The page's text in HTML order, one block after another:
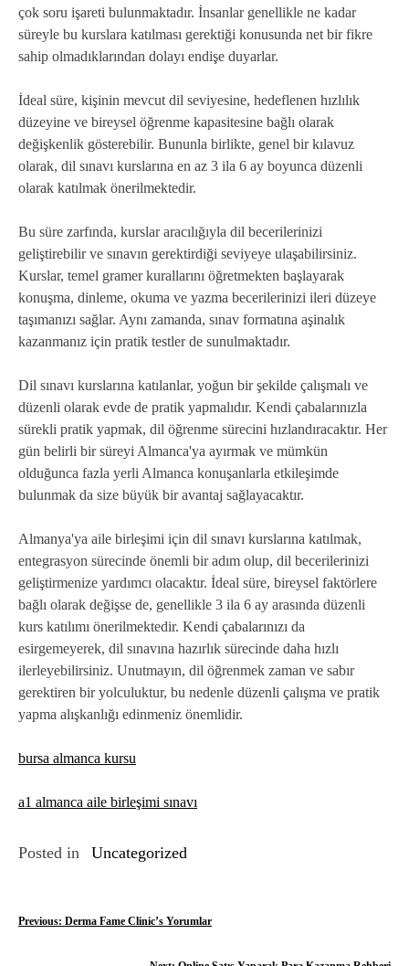
çok soru işareti bulunmaktadır. İnsanlar genellikle ne kadar
süreyle bu kurslara katılması gerektiği konusunda net bir fikre
sahip olmadıklarından dolayı endişe duyarlar.
İdeal süre, kişinin mevcut dil seviyesine, hedeflenen hızlılık
düzeyine ve bireysel öğrenme kapasitesine bağlı olarak
değişkenlik gösterebilir. Bununla birlikte, genel bir kılavuz
olarak, dil sınavı kurslarına en az 3 ila 6 ay boyunca düzenli
olarak katılmak önerilmektedir.
Bu süre zarfında, kurslar aracılığıyla dil becerilerinizi
geliştirebilir ve sınavın gerektirdiği seviyeye ulaşabilirsiniz.
Kurslar, temel gramer kurallarını öğretmekten başlayarak
konuşma, dinleme, okuma ve yazma becerilerinizi ileri düzeye
taşımanızı sağlar. Aynı zamanda, sınav formatına aşinalık
kazanmanız için pratik testler de sunulmaktadır.
Dil sınavı kurslarına katılanlar, yoğun bir şekilde çalışmalı ve
düzenli olarak evde de pratik yapmalıdır. Kendi çabalarınızla
sürekli pratik yapmak, dil öğrenme sürecini hızlandıracaktır. Her
gün belirli bir süreyi Almanca'ya ayırmak ve mümkün
olduğunca fazla yerli Almanca konuşanlarla etkileşimde
bulunmak da size büyük bir avantaj sağlayacaktır.
Almanya'ya aile birleşimi için dil sınavı kurslarına katılmak,
entegrasyon sürecinde önemli bir adım olup, dil becerilerinizi
geliştirmenize yardımcı olacaktır. İdeal süre, bireysel faktörlere
bağlı olarak değişse de, genellikle 3 ila 6 ay arasında düzenli
kurs katılımı önerilmektedir. Kendi çabalarınızı da
esirgemeyerek, dil sınavına hazırlık sürecinde daha hızlı
ilerleyebilirsiniz. Unutmayın, dil öğrenmek zaman ve sabır
gerektiren bir yolculuktur, bu nedenle düzenli çalışma ve pratik
yapma alışkanlığı edinmeniz önemlidir.
bursa almanca kursu
a1 almanca aile birleşimi sınavı
Posted in Uncategorized
Y
Previous: Derma Fame Clinic’s Yorumlar